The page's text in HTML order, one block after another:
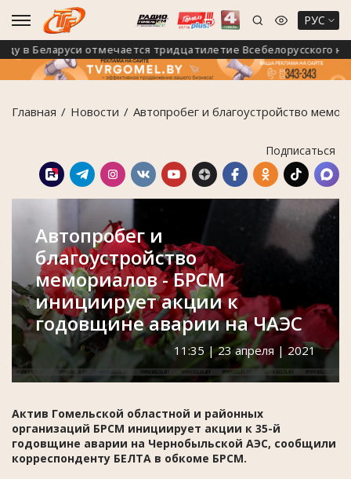
РУС
Беларуси отмечается тридцатилетие Всебелорусского
Главная Новости Автопробег и благоустройство
Подписаться
Автопробег и
благоустройство
мемориалов - БРСМ
инициирует акции к
годовщине аварии на ЧАЭС
11:35 | 23 апреля | 2021
Актив Гомельской областной и районных
организаций БРСМ инициирует акции к 35-й
годовщине аварии на Чернобыльской АЭС, сообщили
корреспонденту БЕЛТА в обкоме БРСМ.